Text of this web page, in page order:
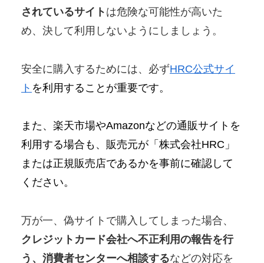
されているサイト は危険な可能性が高いた
め、決して利用しないようにしましょう。
安全に購入するためには、必ずHRC公式サイ
ト を利用することが重要です。
また、楽天市場やAmazonなどの通販サイトを
利用する場合も、販売元が「株式会社HRC」
または正規販売店であるかを事前に確認して
ください。
万が一、偽サイトで購入してしまった場合、
クレジットカード会社へ不正利用の報告を行
う、消費者センターへ相談するなどの対応を